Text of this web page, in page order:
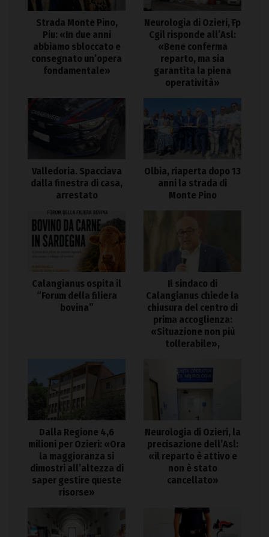
Strada Monte Pino,
Piu: «In due anni
abbiamo sbloccato e
consegnato un’opera
fondamentale»
Neurologia di Ozieri, Fp
Cgil risponde all’Asl:
«Bene conferma
reparto, ma sia
garantita la piena
operatività»
Valledoria. Spacciava
dalla finestra di casa,
arrestato
Olbia, riaperta dopo 13
anni la strada di
Monte Pino
Calangianus ospita il
“Forum della filiera
bovina”
Il sindaco di
Calangianus chiede la
chiusura del centro di
prima accoglienza:
«Situazione non più
tollerabile»,
Dalla Regione 4,6
milioni per Ozieri: «Ora
la maggioranza si
dimostri all’altezza di
saper gestire queste
risorse»
Neurologia di Ozieri, la
precisazione dell’Asl:
«il reparto è attivo e
non è stato
cancellato»